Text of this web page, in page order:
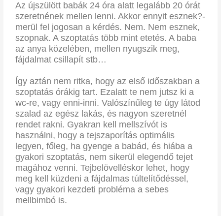
Az újszülött babák 24 óra alatt legalább 20 órát
szeretnének mellen lenni. Akkor ennyit esznek?-
merül fel jogosan a kérdés. Nem. Nem esznek,
szopnak. A szoptatás több mint etetés. A baba
az anya közelében, mellen nyugszik meg,
fájdalmat csillapít stb…
Így aztán nem ritka, hogy az első időszakban a
szoptatás órákig tart. Ezalatt te nem jutsz ki a
wc-re, vagy enni-inni. Valószínűleg te úgy látod
szalad az egész lakás, és nagyon szeretnél
rendet rakni. Gyakran kell mellszívót is
használni, hogy a tejszaporítás optimális
legyen, főleg, ha gyenge a babád, és hiába a
gyakori szoptatás, nem sikerül elegendő tejet
magához venni. Tejbelövelléskor lehet, hogy
meg kell küzdeni a fájdalmas túltelítődéssel,
vagy gyakori kezdeti probléma a sebes
mellbimbó is.